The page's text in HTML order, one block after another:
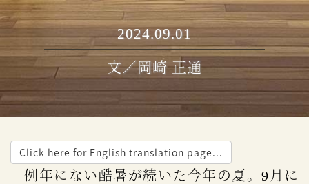
2024.09.01
文／岡崎 正通
Click here for English translation page...
例年にない酷暑が続いた今年の夏。9月に